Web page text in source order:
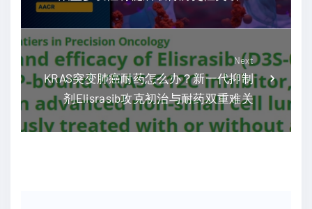
Next
KRAS突变肺癌耐药怎么办？新一代抑制
剂Elisrasib攻克初治与耐药双重难关